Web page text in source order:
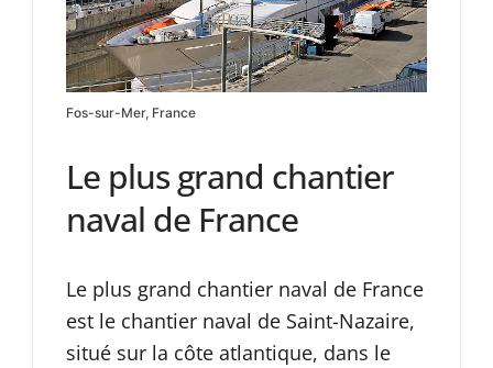
Fos-sur-Mer, France
Le plus grand chantier
naval de France
Le plus grand chantier naval de France
est le chantier naval de Saint-Nazaire,
situé sur la côte atlantique, dans le